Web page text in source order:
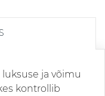
ja võimu
kontrollib